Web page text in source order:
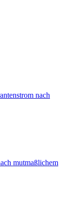
nach
mutmaßlichem